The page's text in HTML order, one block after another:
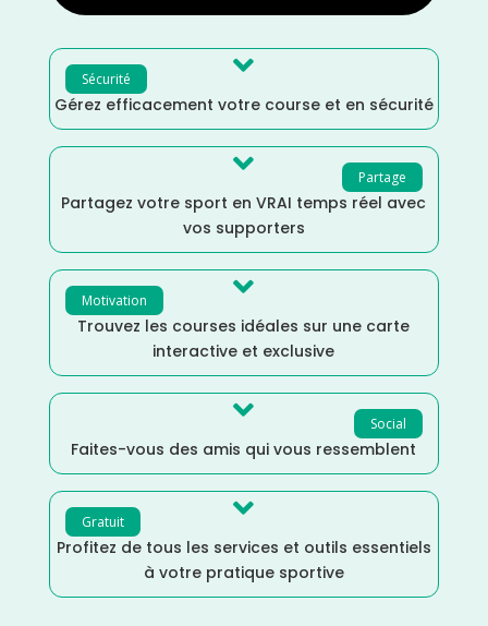
Sécurité 
Gérez efficacement votre course et en sécurité
Partage

Partagez votre sport en VRAI temps réel avec
vos supporters
Motivation 
Trouvez les courses idéales sur une carte
interactive et exclusive
Social

Faites-vous des amis qui vous ressemblent
Gratuit 
Profitez de tous les services et outils essentiels
à votre pratique sportive